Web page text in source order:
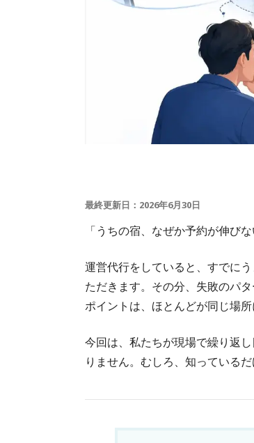
最終更新日：2026年6月30日
「うちの宿、なぜか予約が伸び
運営代行をしていると、すでにう
ただきます。その分、失敗のパ
ポイントは、ほとんどが同じ場所
今回は、私たちが現場で繰り返
りません。むしろ、知っている